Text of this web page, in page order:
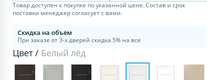
Товар доступен к покупке по указанной цене. Состав и срок
поставки менеджер согласует с вами.
Скидка на объём
При заказе от 3-х дверей скидка 5% на все
Цвет / Белый лёд